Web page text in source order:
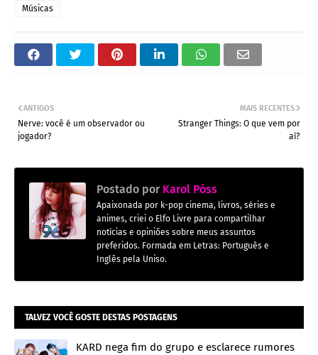
Músicas
MAIS RECENTES
Stranger Things: O que vem por
aí?
ANTIGOS
Nerve: você é um observador ou
jogador?
Postado por Karol Póss
Apaixonada por k-pop cinema, livros, séries e
animes, criei o Elfo Livre para compartilhar
notícias e opiniões sobre meus assuntos
preferidos. Formada em Letras: Português e
Inglês pela Uniso.
TALVEZ VOCÊ GOSTE DESTAS POSTAGENS
KARD nega fim do grupo e esclarece rumores